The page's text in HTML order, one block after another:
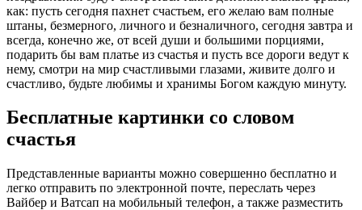
как: пусть сегодня пахнет счастьем, его желаю вам полные
штаны, безмерного, личного и безналичного, сегодня завтра и
всегда, конечно же, от всей души и большими порциями,
подарить бы вам платье из счастья и пусть все дороги ведут к
нему, смотри на мир счастливыми глазами, живите долго и
счастливо, будьте любимы и хранимы Богом каждую минуту.
Бесплатные картинки со словом
счастья
Представленные варианты можно совершенно бесплатно и
легко отправить по электронной почте, переслать через
Вайбер и Ватсап на мобильный телефон, а также разместить